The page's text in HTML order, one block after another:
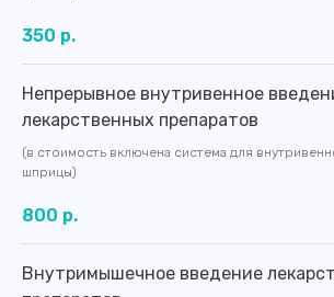
350 р.
Непрерывное внутривенное
лекарственных препаратов
(в стоимость включена система для
шприцы)
800 р.
Внутримышечное введение